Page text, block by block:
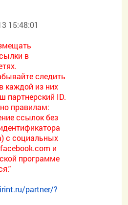
15:48:01
в
следить
каждой из них
партнерский ID.
правилам:
ссылок без
с социальных
и
программе
partner/?